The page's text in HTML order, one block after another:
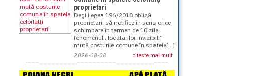
proprietari
Deşi Legea 196/2018 obligă
proprietarii să notifice în scris orice
schimbare în termen de 10 zile,
fenomenul „locatarilor invizibili”
mută costurile comune în spatele[...]
2026-08-08 citeste mai mult